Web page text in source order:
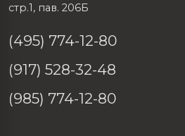
стр.1, пав. 206Б
(495) 774-12-80
(917) 528-32-48
(985) 774-12-80